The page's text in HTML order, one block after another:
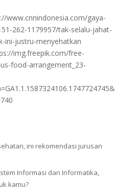
www.cnnindonesia.com/gaya-
262-1179957/tak-selalu-jahat-
ini-justru-menyehatkan
img.freepik.com/free-
food-arrangement_23-
ini rekomendasi jurusan
Informasi dan Informatika,
kamu?